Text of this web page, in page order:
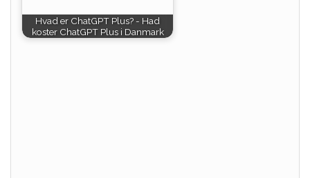
Hvad er ChatGPT Plus? - Had
koster ChatGPT Plus i Danmark